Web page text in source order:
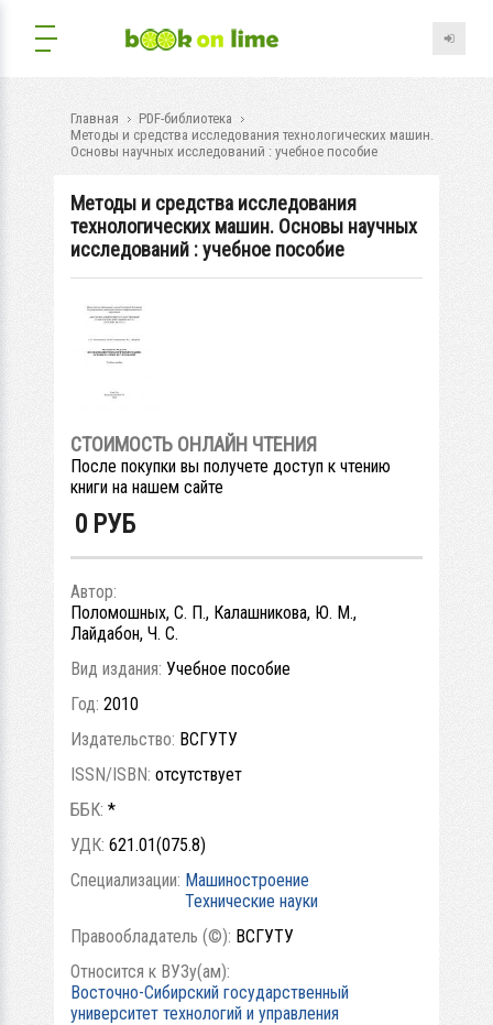
Главная
PDF-библиотека
Методы и средства исследования технологических машин.
Основы научных исследований : учебное пособие
Методы и средства исследования
технологических машин. Основы научных
исследований : учебное пособие
СТОИМОСТЬ ОНЛАЙН ЧТЕНИЯ
После покупки вы получете доступ к чтению
книги на нашем сайте
0 РУБ
Автор:
Поломошных, С. П., Калашникова, Ю. М.,
Лайдабон, Ч. С.
Вид издания: Учебное пособие
Год: 2010
Издательство: ВСГУТУ
ISSN/ISBN: отсутствует
ББК: *
УДК: 621.01(075.8)
Специализации: Машиностроение
Технические науки
Правообладатель (©): ВСГУТУ
Относится к ВУЗу(ам):
Восточно-Сибирский государственный
университет технологий и управления